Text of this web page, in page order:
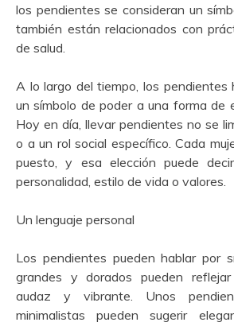
los pendientes se consideran un
también están relacionados con
de salud.
A lo largo del tiempo, los pendientes
un símbolo de poder a una forma de
Hoy en día, llevar pendientes no se
o a un rol social específico. Cada
puesto, y esa elección puede
personalidad, estilo de vida o valores.
Un lenguaje personal
Los pendientes pueden hablar por
grandes y dorados pueden reflejar
audaz y vibrante. Unos
minimalistas pueden sugerir